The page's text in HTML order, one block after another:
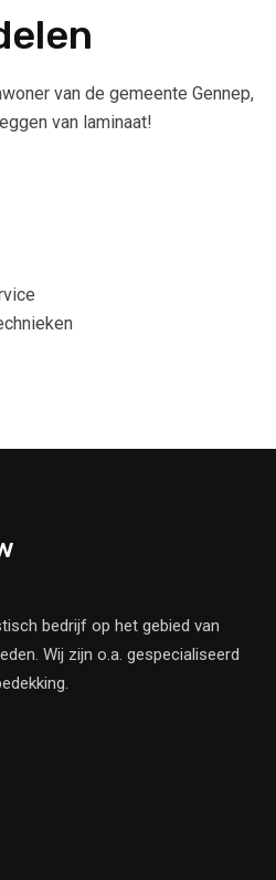
van de gemeente Gennep,
van laminaat!
bedrijf op het gebied van
Wij zijn o.a. gespecialiseerd